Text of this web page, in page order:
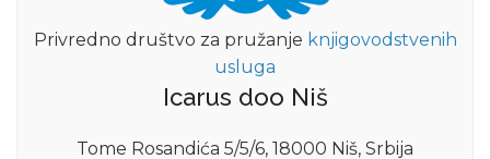
Privredno društvo za pružanje knjigovodstvenih
usluga
Icarus doo Niš
Tome Rosandića 5/5/6, 18000 Niš, Srbija